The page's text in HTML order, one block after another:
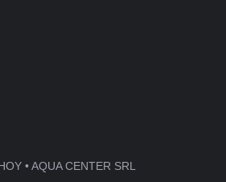
• AQUA CENTER SRL